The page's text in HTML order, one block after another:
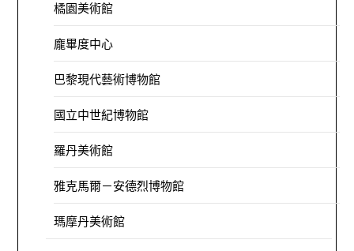
橘園美術館
龐畢度中心
巴黎現代藝術博物館
國立中世紀博物館
羅丹美術館
雅克馬爾－安德烈博物館
瑪摩丹美術館